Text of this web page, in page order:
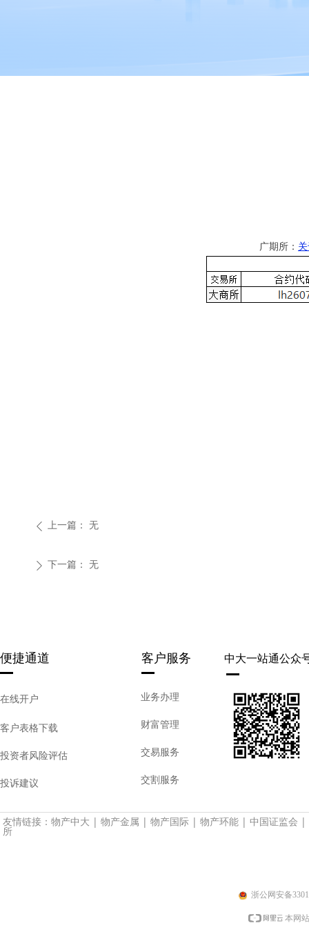
广期所：
ꄴ 上一篇： 无
ꄲ 下一篇： 无
便捷通道
在线开户
客户表格下载
投资者风险评估
投诉建议
业务办理
财富管理
交易服务
交割服务
客户服务
友情链接： 物产中大 | 物产金属 | 物产国际 | 物产环能 | 中国证监会 |
所
中大一站通公众
浙公网安备
本网